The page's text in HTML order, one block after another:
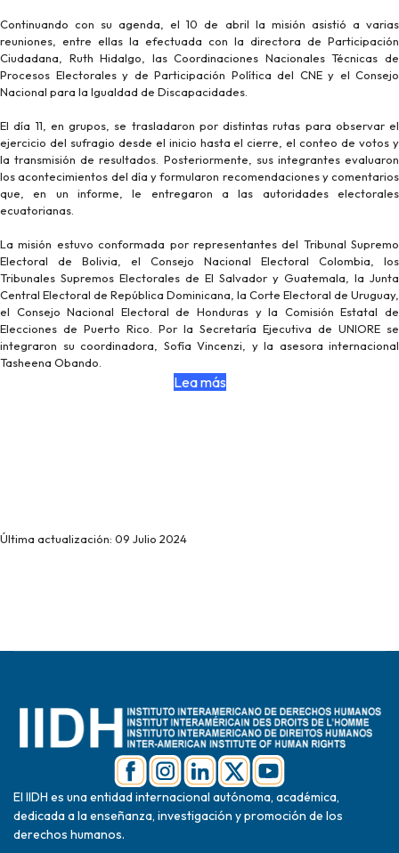
Continuando con su agenda, el 10 de abril la misión asistió a varias
reuniones, entre ellas la efectuada con la directora de Participación
Ciudadana, Ruth Hidalgo, las Coordinaciones Nacionales Técnicas de
Procesos Electorales y de Participación Política del CNE y el Consejo
Nacional para la Igualdad de Discapacidades.
El día 11, en grupos, se trasladaron por distintas rutas para observar el
ejercicio del sufragio desde el inicio hasta el cierre, el conteo de votos y
la transmisión de resultados. Posteriormente, sus integrantes evaluaron
los acontecimientos del día y formularon recomendaciones y comentarios
que, en un informe, le entregaron a las autoridades electorales
ecuatorianas.
La misión estuvo conformada por representantes del Tribunal Supremo
Electoral de Bolivia, el Consejo Nacional Electoral Colombia, los
Tribunales Supremos Electorales de El Salvador y Guatemala, la Junta
Central Electoral de República Dominicana, la Corte Electoral de Uruguay,
el Consejo Nacional Electoral de Honduras y la Comisión Estatal de
Elecciones de Puerto Rico. Por la Secretaría Ejecutiva de UNIORE se
integraron su coordinadora, Sofía Vincenzi, y la asesora internacional
Tasheena Obando.
Lea más
Última actualización: 09 Julio 2024
El IIDH es una entidad internacional autónoma, académica,
dedicada a la enseñanza, investigación y promoción de los
derechos humanos.